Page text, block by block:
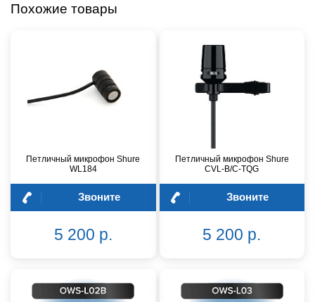
Похожие товары
Петличный микрофон Shure
WL184
Звоните
5 200 р.
Петличный микрофон Shure
CVL-B/C-TQG
Звоните
5 200 р.